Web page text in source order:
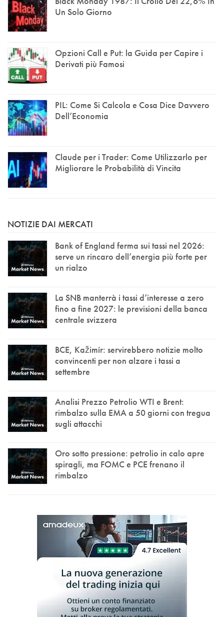
Un Solo Giorno
Opzioni Call e Put: la Guida per Capire i
Derivati più Famosi
PIL: Come Si Calcola e Cosa Dice Davvero
Dell’Economia
Claude per i Trader: Come Utilizzarlo per
Migliorare le Probabilità di Vincita
NOTIZIE DAI MERCATI
Bank of England ferma sui tassi nel 2026:
serve un rincaro dell’energia più forte per
un rialzo
La SNB manterrà i tassi d’interesse a zero
fino a fine 2027: le previsioni della banca
centrale svizzera
BCE, Kažimír: servirebbero notizie molto
convincenti per non alzare i tassi a
settembre
Analisi Prezzo Petrolio WTI e Brent:
rimbalzo sulla EMA a 50 giorni con tregua
sugli attacchi
Oro sotto pressione: petrolio in calo apre
spiragli, ma FOMC e PCE frenano il
rimbalzo